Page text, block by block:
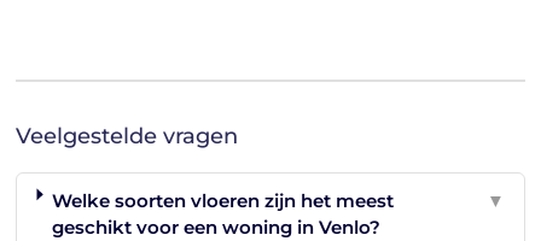
Veelgestelde vragen
Welke soorten vloeren zijn het meest
geschikt voor een woning in Venlo?
▼